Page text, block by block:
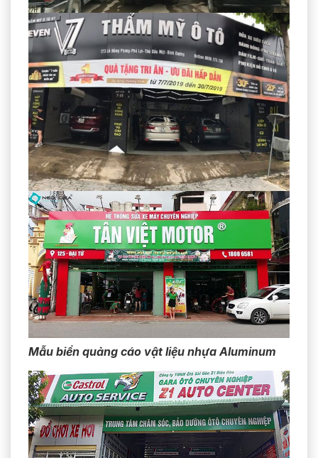
Mẫu biển quảng cáo vật liệu nhựa Aluminum